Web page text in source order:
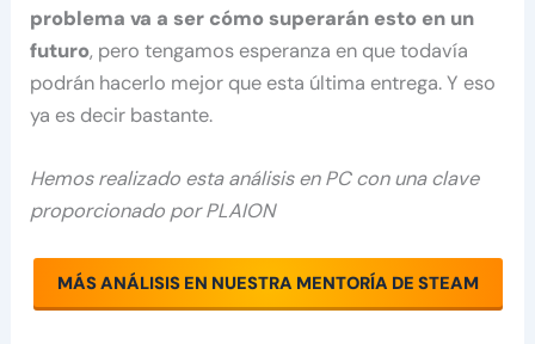
problema va a ser cómo superarán esto en un
futuro, pero tengamos esperanza en que todavía
podrán hacerlo mejor que esta última entrega. Y eso
ya es decir bastante.
Hemos realizado esta análisis en PC con una clave
proporcionado por PLAION
MÁS ANÁLISIS EN NUESTRA MENTORÍA DE STEAM